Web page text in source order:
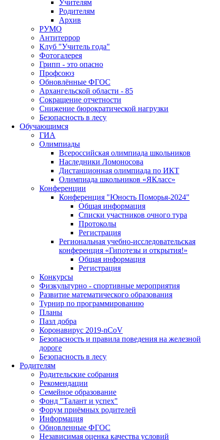
Учителям
Родителям
Архив
РУМО
Антитеррор
Клуб "Учитель года"
Фотогалерея
Грипп - это опасно
Профсоюз
Обновлённые ФГОС
Архангельской области - 85
Сокращение отчетности
Снижение бюрократической нагрузки
Безопасность в лесу
Обучающимся
ГИА
Олимпиады
Всероссийская олимпиада школьников
Наследники Ломоносова
Дистанционная олимпиада по ИКТ
Олимпиада школьников «ЯКласс»
Конференции
Конференция "Юность Поморья-2024"
Общая информация
Списки участников очного тура
Протоколы
Регистрация
Региональная учебно-исследовательская
конференция «Гипотезы и открытия!»
Общая информация
Регистрация
Конкурсы
Физкультурно - спортивные мероприятия
Развитие математического образования
Турнир по программированию
Планы
Пазл добра
Коронавирус 2019-nCoV
Безопасность и правила поведения на железной
дороге
Безопасность в лесу
Родителям
Родительские собрания
Рекомендации
Семейное образование
Фонд "Талант и успех"
Форум приёмных родителей
Информация
Обновленные ФГОС
Независимая оценка качества условий